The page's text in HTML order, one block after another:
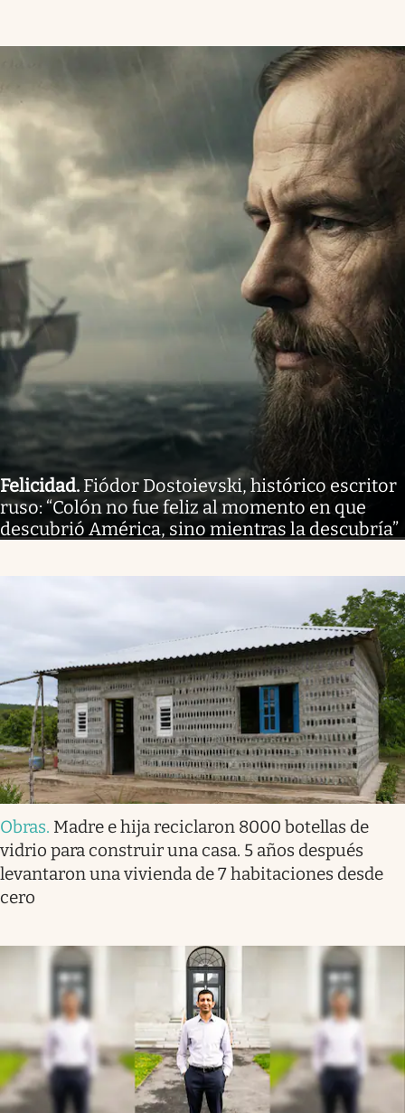
Felicidad. Fiódor Dostoievski, histórico escritor
ruso: “Colón no fue feliz al momento en que
descubrió América, sino mientras la descubría”
Obras. Madre e hija reciclaron 8000 botellas de
vidrio para construir una casa. 5 años después
levantaron una vivienda de 7 habitaciones desde
cero